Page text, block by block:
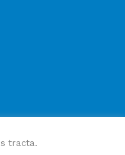
tracta.